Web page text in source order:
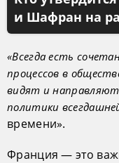
и Шафран на
«Всегда есть
процессов в
видят и
политики
времени».
Франция — это